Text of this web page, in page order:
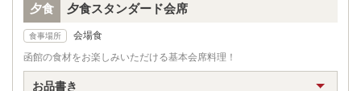
夕食 夕食スタンダード会席
食事場所
会場食
函館の食材をお楽しみいただける基本会席料理！
お品書き